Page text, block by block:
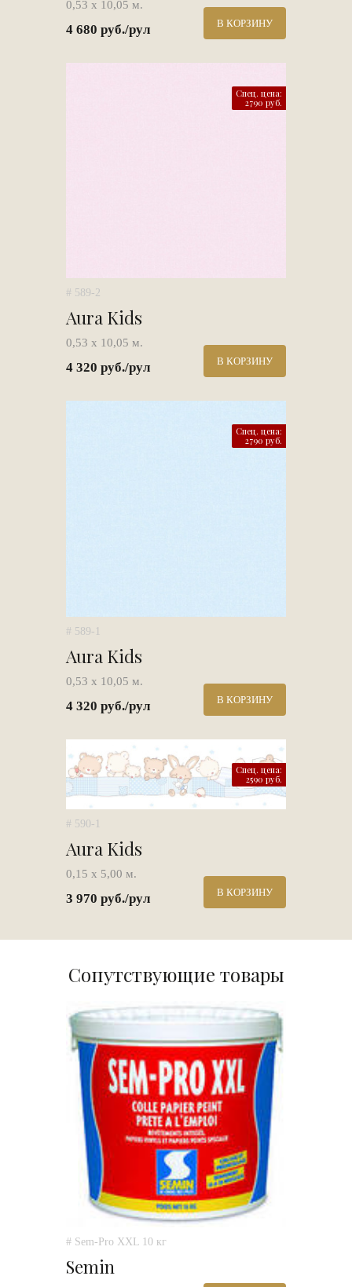
0,53 х 10,05 м.
4 680 руб./рул В КОРЗИНУ
Спец. цена:
2790 руб.
# 589-2
Aura Kids
0,53 х 10,05 м.
4 320 руб./рул В КОРЗИНУ
Спец. цена:
2790 руб.
# 589-1
Aura Kids
0,53 х 10,05 м.
4 320 руб./рул В КОРЗИНУ
Спец. цена:
2590 руб.
# 590-1
Aura Kids
0,15 х 5,00 м.
3 970 руб./рул В КОРЗИНУ
Сопутствующие товары
# Sem-Pro XXL 10 кг
Semin